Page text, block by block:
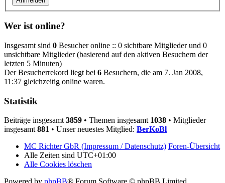
Wer ist online?
Insgesamt sind 0 Besucher online :: 0 sichtbare Mitglieder und 0
unsichtbare Mitglieder (basierend auf den aktiven Besuchern der
letzten 5 Minuten)
Der Besucherrekord liegt bei 6 Besuchern, die am 7. Jan 2008,
11:37 gleichzeitig online waren.
Statistik
Beiträge insgesamt 3859 • Themen insgesamt 1038 • Mitglieder
insgesamt 881 • Unser neuestes Mitglied: BerKoBl
MC Richter GbR (Impressum / Datenschutz) Foren-Übersicht
Alle Zeiten sind UTC+01:00
Alle Cookies löschen